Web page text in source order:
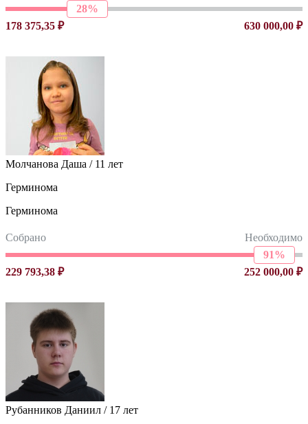
28%
178 375,35 ₽
630 000,00 ₽
Молчанова Даша / 11 лет
Герминома
Герминома
Собрано
Необходимо
91%
229 793,38 ₽
252 000,00 ₽
Рубанников Даниил / 17 лет